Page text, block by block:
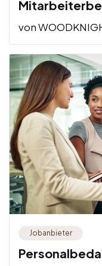
von
Jobanbieter